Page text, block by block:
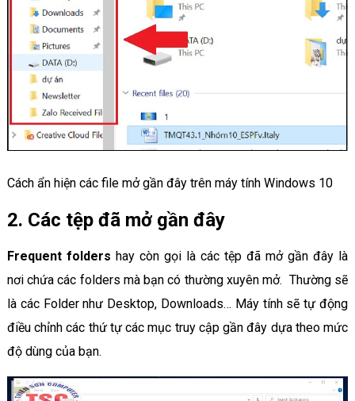
Cách ẩn hiện các file mở gần đây trên máy tính Windows 10
2. Các tệp đã mở gần đây
Frequent folders hay còn gọi là các tệp đã mở gần đây là
nơi chứa các folders mà bạn có thường xuyên mở. Thường sẽ
là các Folder như Desktop, Downloads… Máy tính sẽ tự động
điều chỉnh các thứ tự các mục truy cập gần đây dựa theo mức
độ dùng của bạn.